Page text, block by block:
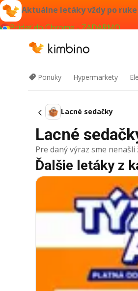
Aktuálne letáky vždy po ruke
Pridať do Chrome - ZADARMO
Ponuky Hypermarkety
Lacné sedačky
Lacné
Pre daný výraz sme nenašli
Ďalšie letáky z